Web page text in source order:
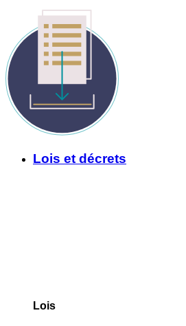
Lois et décrets
Lois